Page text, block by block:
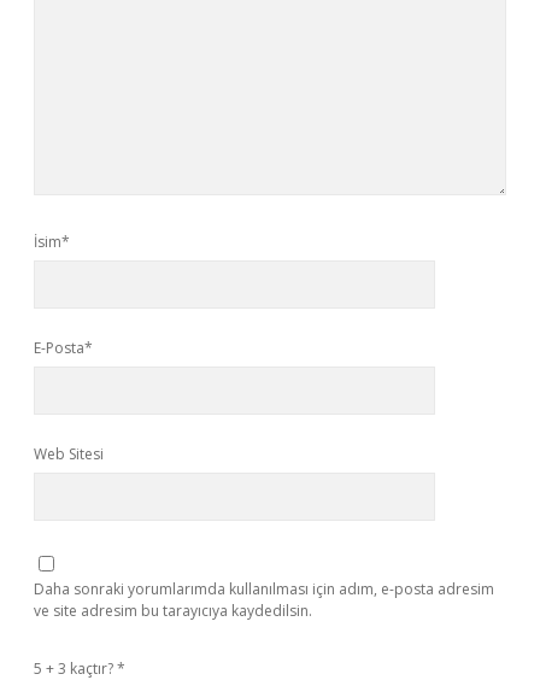
İsim*
E-Posta*
Web Sitesi
Daha sonraki yorumlarımda kullanılması için adım, e-posta adresim
ve site adresim bu tarayıcıya kaydedilsin.
5 + 3 kaçtır?*